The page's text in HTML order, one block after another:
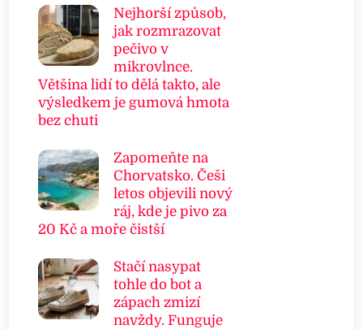
Nejhorší způsob,
jak rozmrazovat
pečivo v
mikrovlnce.
Většina lidí to dělá takto, ale
výsledkem je gumová hmota
bez chuti
Zapomeňte na
Chorvatsko. Češi
letos objevili nový
ráj, kde je pivo za
20 Kč a moře čistší
Stačí nasypat
tohle do bot a
zápach zmizí
navždy. Funguje